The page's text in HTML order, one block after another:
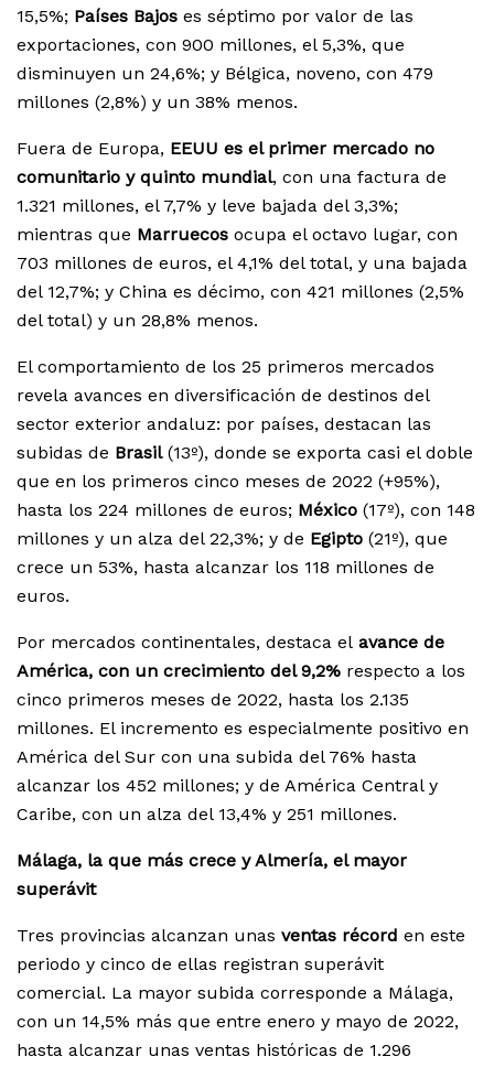
15,5%; Países Bajos es séptimo por valor de las
exportaciones, con 900 millones, el 5,3%, que
disminuyen un 24,6%; y Bélgica, noveno, con 479
millones (2,8%) y un 38% menos.
Fuera de Europa, EEUU es el primer mercado no
comunitario y quinto mundial, con una factura de
1.321 millones, el 7,7% y leve bajada del 3,3%;
mientras que Marruecos ocupa el octavo lugar, con
703 millones de euros, el 4,1% del total, y una bajada
del 12,7%; y China es décimo, con 421 millones (2,5%
del total) y un 28,8% menos.
El comportamiento de los 25 primeros mercados
revela avances en diversificación de destinos del
sector exterior andaluz: por países, destacan las
subidas de Brasil(13º), donde se exporta casi el doble
que en los primeros cinco meses de 2022 (+95%),
hasta los 224 millones de euros; México (17º), con 148
millones y un alza del 22,3%; y de Egipto (21º), que
crece un 53%, hasta alcanzar los 118 millones de
euros.
Por mercados continentales, destaca el avance de
América, con un crecimiento del 9,2% respecto a los
cinco primeros meses de 2022, hasta los 2.135
millones. El incremento es especialmente positivo en
América del Sur con una subida del 76% hasta
alcanzar los 452 millones; y de América Central y
Caribe, con un alza del 13,4% y 251 millones.
Málaga, la que más crece y Almería, el mayor
superávit
Tres provincias alcanzan unas ventas récord en este
periodo y cinco de ellas registran superávit
comercial. La mayor subida corresponde a Málaga,
con un 14,5% más que entre enero y mayo de 2022,
hasta alcanzar unas ventas históricas de 1.296